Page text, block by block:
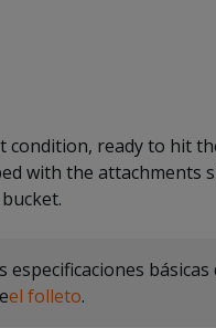
condition, ready to hit
with the attachments
especificaciones básicas
el folleto.